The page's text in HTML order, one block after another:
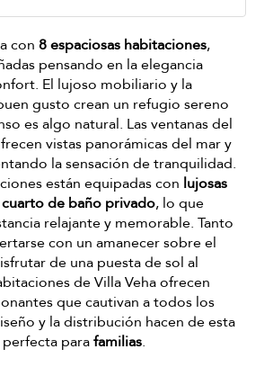
con 8 espaciosas habitaciones,
pensando en la elegancia
El lujoso mobiliario y la
gusto crean un refugio sereno
es algo natural. Las ventanas del
vistas panorámicas del mar y
la sensación de tranquilidad.
están equipadas con lujosas
cuarto de baño privado, lo que
relajante y memorable. Tanto
con un amanecer sobre el
de una puesta de sol al
de Villa Veha ofrecen
que cautivan a todos los
y la distribución hacen de esta
parafamilias.